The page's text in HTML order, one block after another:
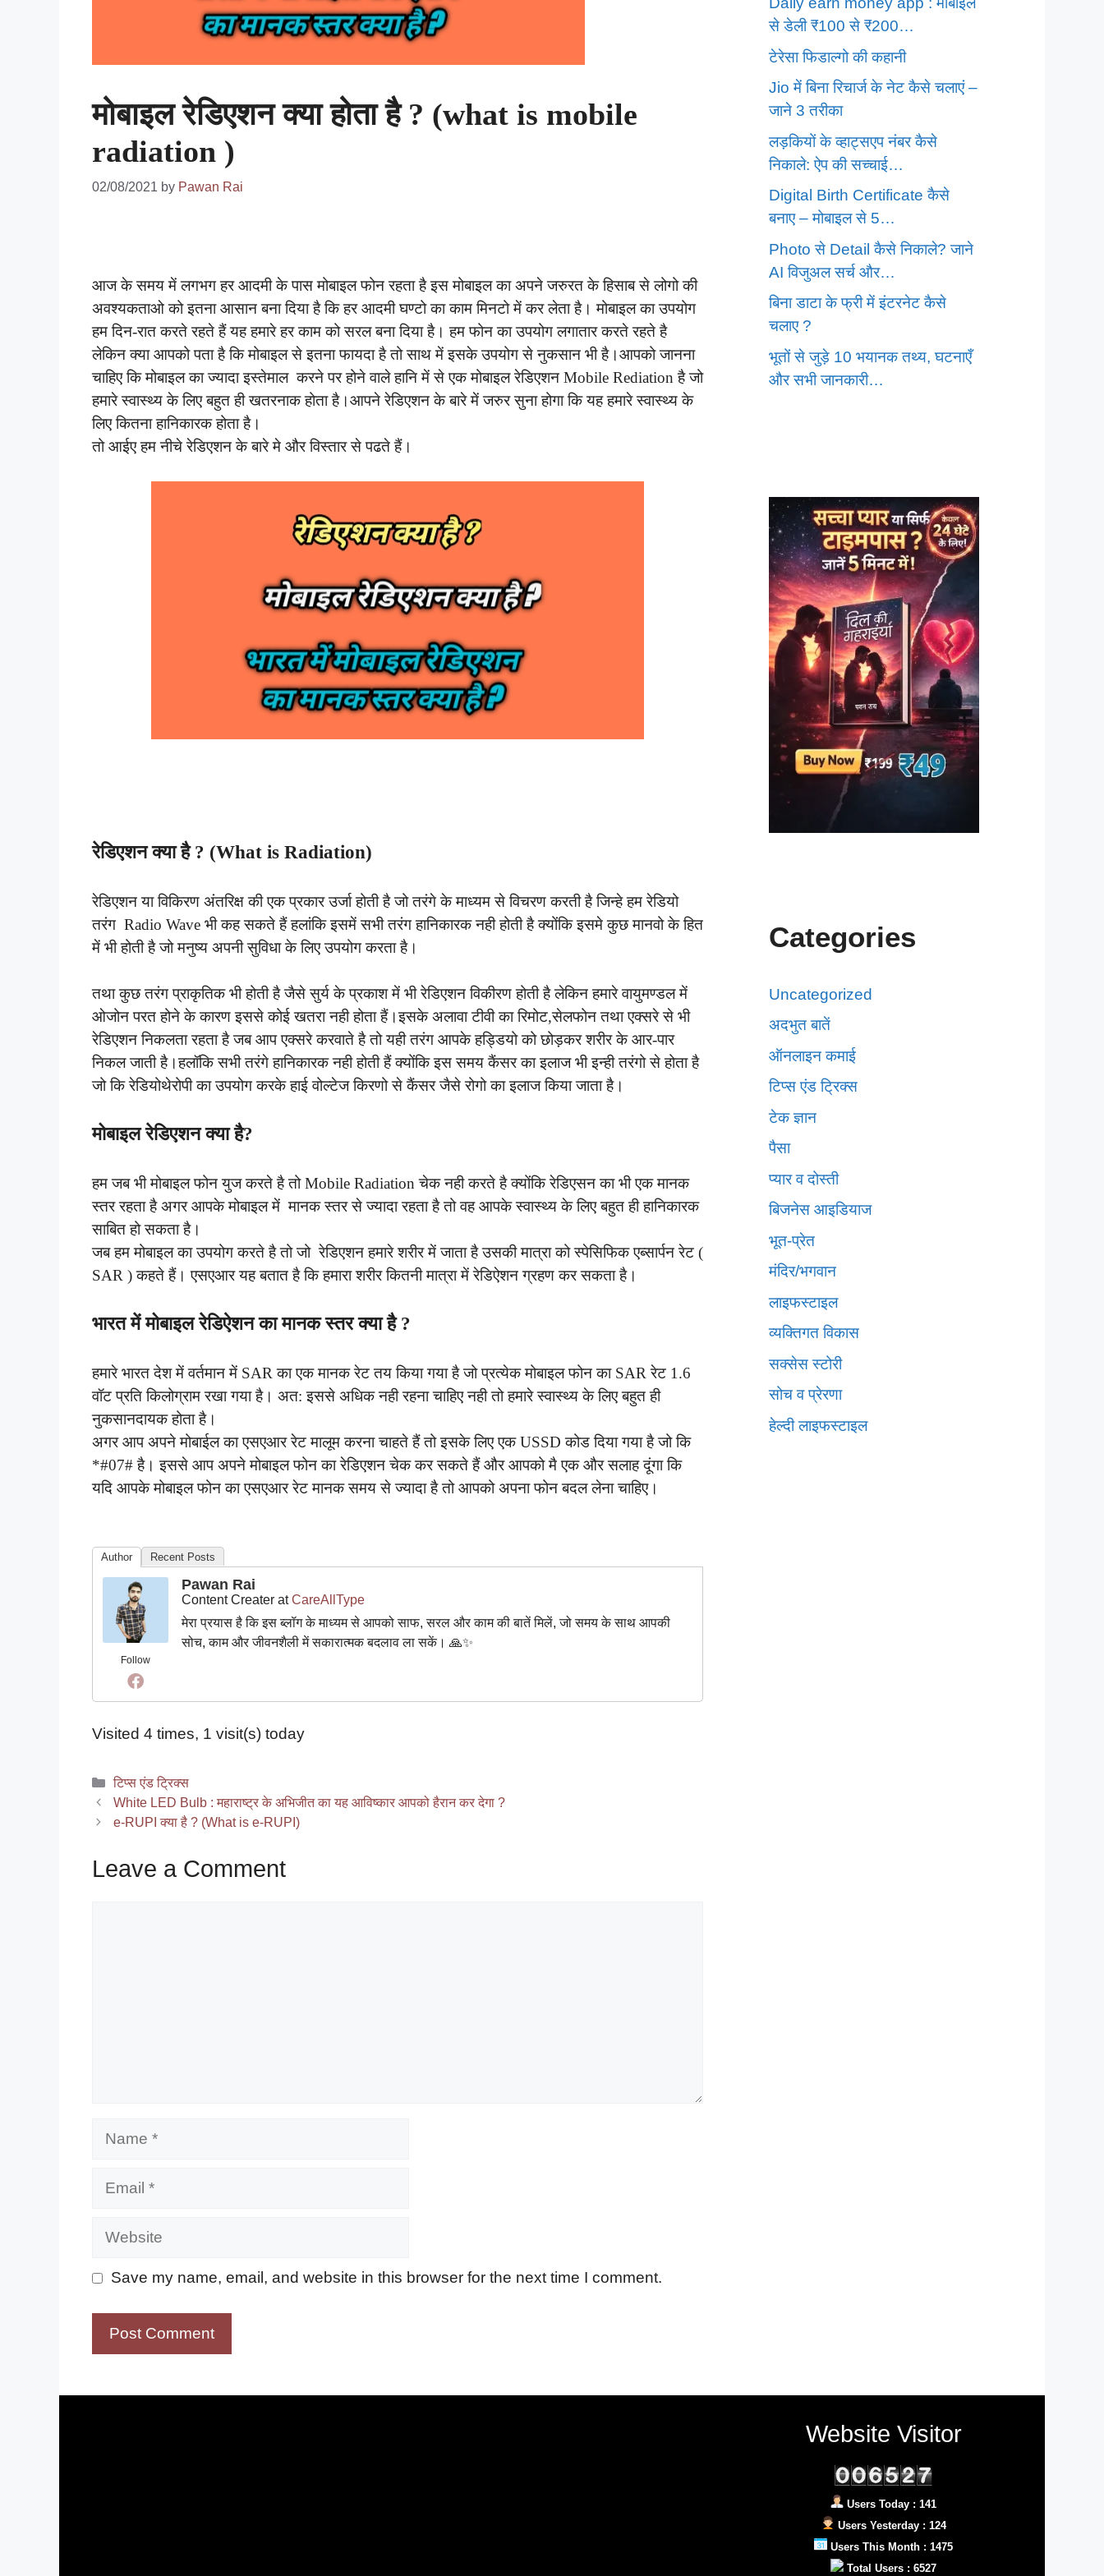
मोबाइल रेडिएशन क्या होता है ? (what is mobile
radiation )
02/08/2021 by Pawan Rai
आज के समय में लगभग हर आदमी के पास मोबाइल फोन रहता है इस मोबाइल का अपने जरुरत के हिसाब से लोगो की
अवश्यकताओ को इतना आसान बना दिया है कि हर आदमी घण्टो का काम मिनटो में कर लेता है। मोबाइल का उपयोग
हम दिन-रात करते रहते हैं यह हमारे हर काम को सरल बना दिया है। हम फोन का उपयोग लगातार करते रहते है
लेकिन क्या आपको पता है कि मोबाइल से इतना फायदा है तो साथ में इसके उपयोग से नुकसान भी है।आपको जानना
चाहिए कि मोबाइल का ज्यादा इस्तेमाल करने पर होने वाले हानि में से एक मोबाइल रेडिएशन Mobile Rediation है जो
हमारे स्वास्थ्य के लिए बहुत ही खतरनाक होता है।आपने रेडिएशन के बारे में जरुर सुना होगा कि यह हमारे स्वास्थ्य के
लिए कितना हानिकारक होता है।
तो आईए हम नीचे रेडिएशन के बारे मे और विस्तार से पढते हैं।
रेडिएशन क्या है ? (What is Radiation)
रेडिएशन या विकिरण अंतरिक्ष की एक प्रकार उर्जा होती है जो तरंगे के माध्यम से विचरण करती है जिन्हे हम रेडियो
तरंग Radio Wave भी कह सकते हैं हलांकि इसमें सभी तरंग हानिकारक नही होती है क्योंकि इसमे कुछ मानवो के हित
में भी होती है जो मनुष्य अपनी सुविधा के लिए उपयोग करता है।
तथा कुछ तरंग प्राकृतिक भी होती है जैसे सुर्य के प्रकाश में भी रेडिएशन विकीरण होती है लेकिन हमारे वायुमण्डल में
ओजोन परत होने के कारण इससे कोई खतरा नही होता हैं।इसके अलावा टीवी का रिमोट,सेलफोन तथा एक्सरे से भी
रेडिएशन निकलता रहता है जब आप एक्सरे करवाते है तो यही तरंग आपके हड्डियो को छोड़कर शरीर के आर-पार
निकल जाती है।हलॉकि सभी तरंगे हानिकारक नही होती हैं क्योंकि इस समय कैंसर का इलाज भी इन्ही तरंगो से होता है
जो कि रेडियोथेरोपी का उपयोग करके हाई वोल्टेज किरणो से कैंसर जैसे रोगो का इलाज किया जाता है।
मोबाइल रेडिएशन क्या है?
हम जब भी मोबाइल फोन युज करते है तो Mobile Radiation चेक नही करते है क्योंकि रेडिएसन का भी एक मानक
स्तर रहता है अगर आपके मोबाइल में मानक स्तर से ज्यादा रहता है तो वह आपके स्वास्थ्य के लिए बहुत ही हानिकारक
साबित हो सकता है।
जब हम मोबाइल का उपयोग करते है तो जो रेडिएशन हमारे शरीर में जाता है उसकी मात्रा को स्पेसिफिक एब्सार्पन रेट (
SAR ) कहते हैं। एसएआर यह बतात है कि हमारा शरीर कितनी मात्रा में रेडिऐशन ग्रहण कर सकता है।
भारत में मोबाइल रेडिऐशन का मानक स्तर क्या है ?
हमारे भारत देश में वर्तमान में SAR का एक मानक रेट तय किया गया है जो प्रत्येक मोबाइल फोन का SAR रेट 1.6
वॉट प्रति किलोग्राम रखा गया है। अत: इससे अधिक नही रहना चाहिए नही तो हमारे स्वास्थ्य के लिए बहुत ही
नुकसानदायक होता है।
अगर आप अपने मोबाईल का एसएआर रेट मालूम करना चाहते हैं तो इसके लिए एक USSD कोड दिया गया है जो कि
*#07# है। इससे आप अपने मोबाइल फोन का रेडिएशन चेक कर सकते हैं और आपको मै एक और सलाह दूंगा कि
यदि आपके मोबाइल फोन का एसएआर रेट मानक समय से ज्यादा है तो आपको अपना फोन बदल लेना चाहिए।
Author Recent Posts
Follow
Pawan Rai
Content Creater atCareAllType
मेरा प्रयास है कि इस ब्लॉग के माध्यम से आपको साफ, सरल और काम की बातें मिलें, जो समय के साथ आपकी
सोच, काम और जीवनशैली में सकारात्मक बदलाव ला सकें। 🙏✨
Visited 4 times, 1 visit(s) today
Categories
टिप्स एंड ट्रिक्स
White LED Bulb : महाराष्ट्र के अभिजीत का यह आविष्कार आपको हैरान कर देगा ?
e-RUPI क्या है ? (What is e-RUPI)
Leave a Comment
Website
Save my name, email, and website in this browser for the next time I comment.
से डेली ₹100 से ₹200…
टेरेसा फिडाल्गो की कहानी
Jio में बिना रिचार्ज के नेट कैसे चलाएं –
जाने 3 तरीका
लड़कियों के व्हाट्सएप नंबर कैसे
निकाले: ऐप की सच्चाई…
Digital Birth Certificate कैसे
बनाए – मोबाइल से 5…
Photo से Detail कैसे निकाले? जाने
AI विजुअल सर्च और…
बिना डाटा के फ्री में इंटरनेट कैसे
चलाए ?
भूतों से जुड़े 10 भयानक तथ्य, घटनाएँ
और सभी जानकारी…
Categories
Uncategorized
अदभुत बातें
ऑनलाइन कमाई
टिप्स एंड ट्रिक्स
टेक ज्ञान
पैसा
प्यार व दोस्ती
बिजनेस आइडियाज
भूत-प्रेत
मंदिर/भगवान
लाइफस्टाइल
व्यक्तिगत विकास
सक्सेस स्टोरी
सोच व प्रेरणा
हेल्दी लाइफस्टाइल
Website Visitor
Users Today : 141
Users Yesterday : 124
Users This Month : 1475
Total Users : 6527